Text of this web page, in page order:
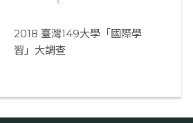
2018 臺灣149大學「國際學
習」大調查